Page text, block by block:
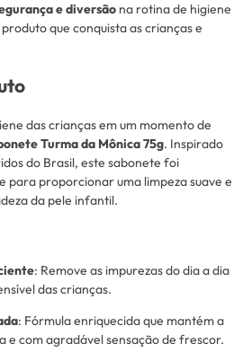
e diversão na rotina de higiene
que conquista as crianças e
das crianças em um momento de
Turma da Mônica 75g. Inspirado
do Brasil, este sabonete foi
para proporcionar uma limpeza suave e
da pele infantil.
: Remove as impurezas do dia a dia
das crianças.
: Fórmula enriquecida que mantém a
e com agradável sensação de frescor.